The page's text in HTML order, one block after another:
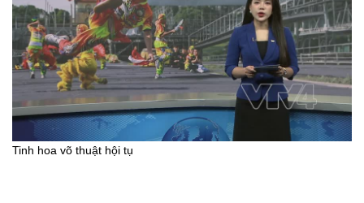
Tinh hoa võ thuật hội tụ